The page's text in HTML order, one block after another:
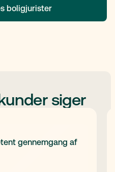
boligjurister
siger
gennemgang af